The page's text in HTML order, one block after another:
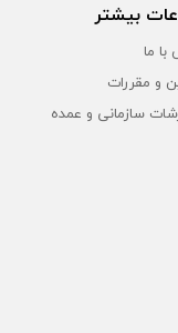
بیشتر
ما
و مقررات
سازمانی و عمده